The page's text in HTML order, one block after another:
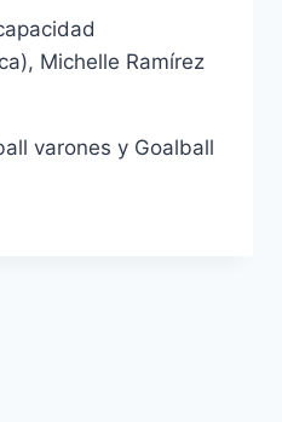
Michelle Ramírez
varones y Goalball